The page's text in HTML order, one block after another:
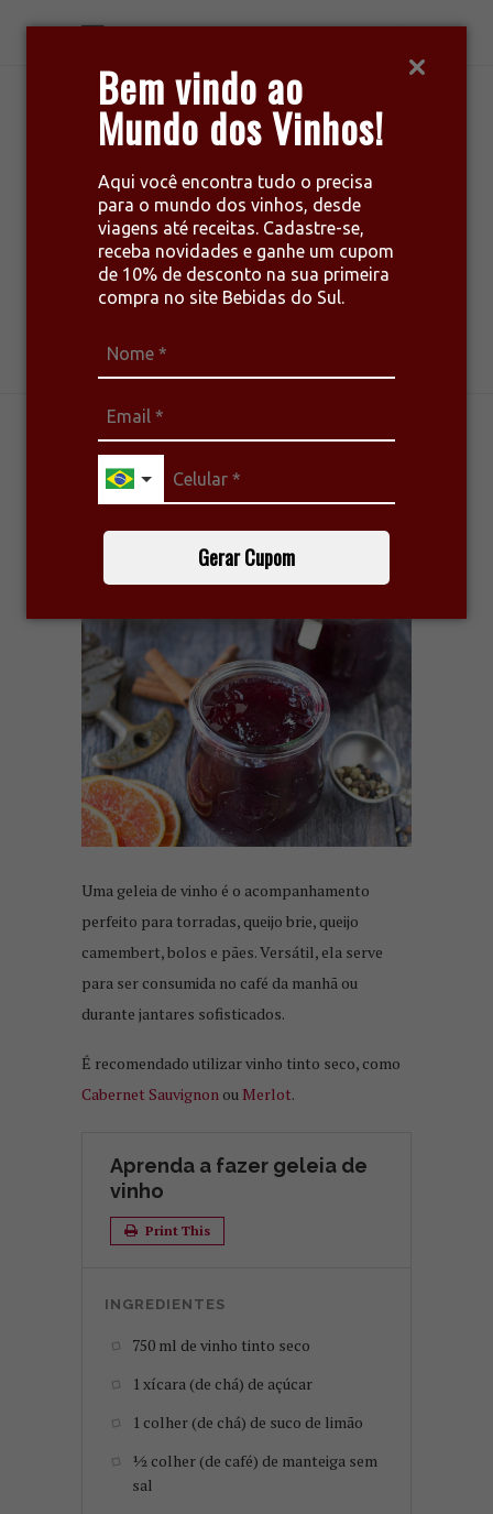
Bem vindo ao
Mundo dos Vinhos!
Aqui você encontra tudo o precisa
para o mundo dos vinhos, desde
viagens até receitas. Cadastre-se,
receba novidades e ganhe um cupom
de 10% de desconto na sua primeira
compra no site Bebidas do Sul.
Gerar Cupom
harmonize seu estilo de vida
GASTRONOMIA
VINHOS
VINHO
15 de agosto de 2019
Uma geleia de vinho é o acompanhamento
perfeito para torradas, queijo brie, queijo
camembert, bolos e pães. Versátil, ela serve
para ser consumida no café da manhã ou
durante jantares sofisticados.
É recomendado utilizar vinho tinto seco, como
Cabernet Sauvignon ou Merlot.
Aprenda a fazer geleia de
vinho
Print This
INGREDIENTES
750 ml de vinho tinto seco
1 xícara (de chá) de açúcar
1 colher (de chá) de suco de limão
½ colher (de café) de manteiga sem
sal